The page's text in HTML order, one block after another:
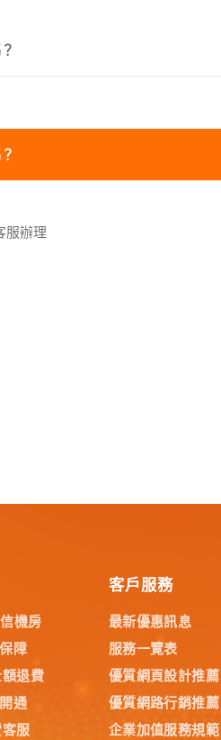
服辦理
機房
障
退費
通
服
客戶服務
最新優惠訊息
服務一覽表
優質網頁設計推薦
優質網路行銷推薦
企業加值服務規範